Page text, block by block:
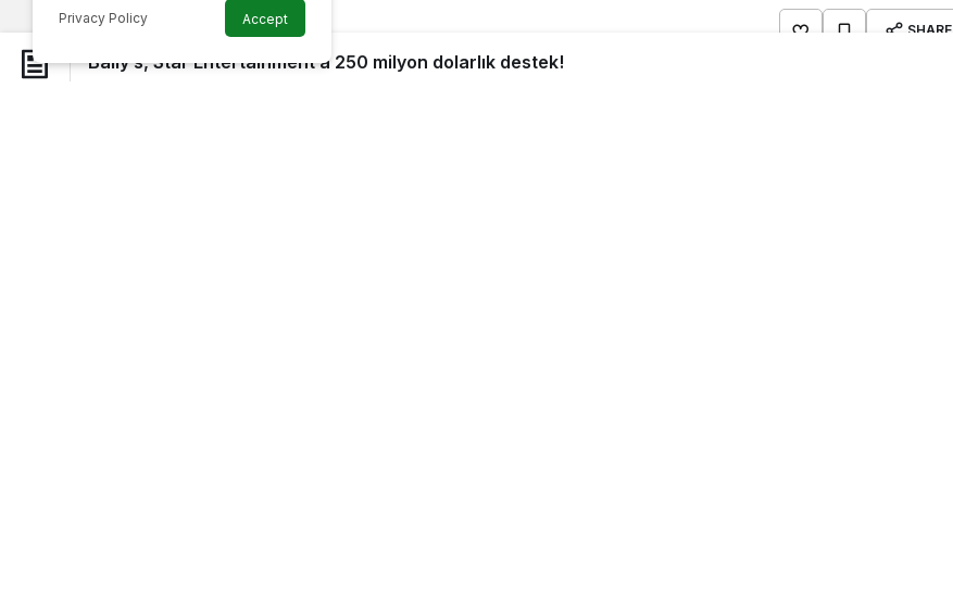
SHARE
Star Entertainment, ABD’li kumar devi Bally’s Corporation’dan son dakika 250 milyon dolarlık nakit
Bally’s, Star Entertainment’a 250 milyon dolarlık destek!
Privacy Policy Accept